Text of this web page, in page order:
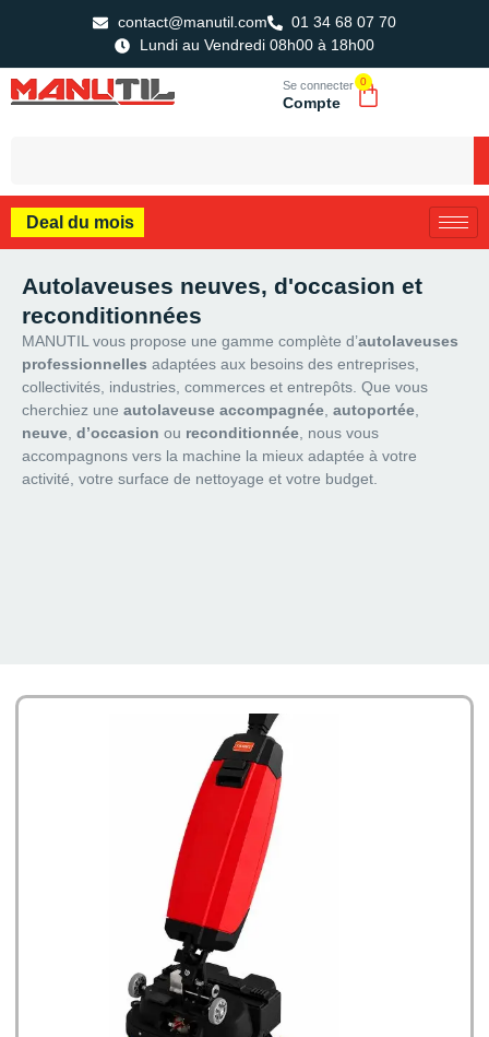
contact@manutil.com
01 34 68 07 70
Lundi au Vendredi 08h00 à 18h00
Se connecter
Compte
0
Deal du mois
Autolaveuses neuves, d'occasion et
reconditionnées
MANUTIL vous propose une gamme complète d’autolaveuses
professionnelles adaptées aux besoins des entreprises,
collectivités, industries, commerces et entrepôts. Que vous
cherchiez une autolaveuse accompagnée autoportée
neuve d’occasion ou reconditionnée , nous vous
accompagnons vers la machine la mieux adaptée à votre
activité, votre surface de nettoyage et votre budget.